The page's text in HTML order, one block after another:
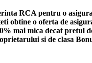
RCA pentru o
obtine o oferta de
mai mica decat pretul
si de clasa